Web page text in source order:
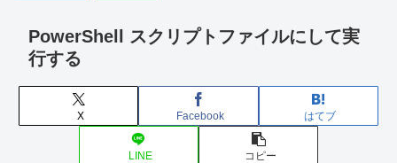
PowerShell スクリプトファイルにして実
行する
X Facebook はてブ
LINE コピー